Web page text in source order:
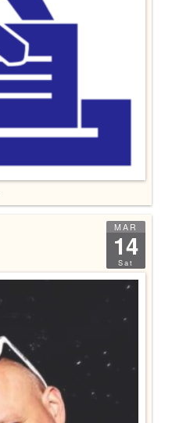
MAR
14
Sat